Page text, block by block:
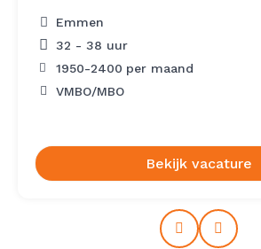
Emmen
32 - 38 uur
1950-2400 per maand
VMBO/MBO
Bekijk vacature
Prev Next